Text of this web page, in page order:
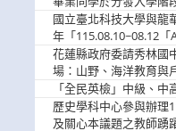
國立臺北科技大學與龍
年「115.08.10~08.12
歡迎學生踴躍報名參加
花蓮縣政府委請秀林國
場：山野、海洋教育與
參加
「全民英檢」中級、
歷史學科中心參與辦理
及關心本議題之教師踴